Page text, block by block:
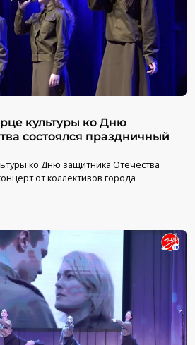
культуры ко Дню
состоялся праздничный
ко Дню защитника Отечества
от коллективов города